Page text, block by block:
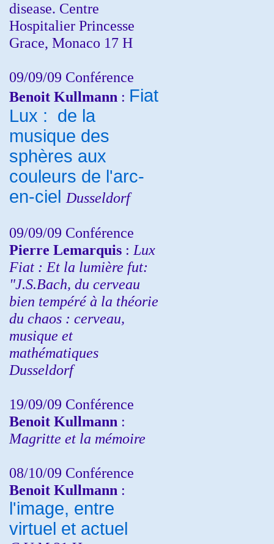
disease. Centre
Hospitalier Princesse
Grace, Monaco 17 H
09/09/09 Conférence
Benoit Kullmann : Fiat
Lux : de la
musique des
sphères aux
couleurs de l'arc-
en-ciel Dusseldorf
09/09/09 Conférence
Pierre Lemarquis : Lux
Fiat : Et la lumière fut:
"J.S.Bach, du cerveau
bien tempéré à la théorie
du chaos : cerveau,
musique et
mathématiques
Dusseldorf
19/09/09 Conférence
Benoit Kullmann :
Magritte et la mémoire
08/10/09 Conférence
Benoit Kullmann :
l'image, entre
virtuel et actuel